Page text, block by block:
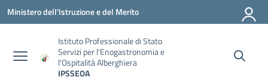
Vai ai contenuti
Vai al menu di navigazione
Vai al footer
Ministero dell'Istruzione e del Merito
Istituto Professionale di Stato
Servizi per l'Enogastronomia e
l'Ospitalità Alberghiera
IPSSEOA